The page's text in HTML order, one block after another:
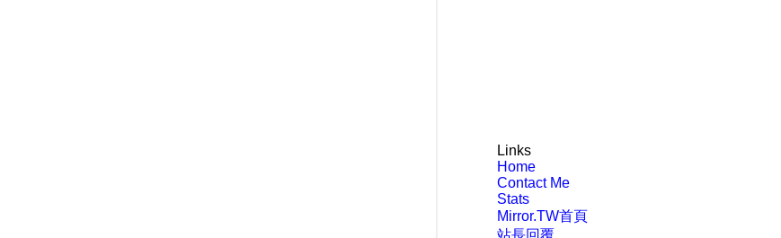
Links
Home
Contact Me
Stats
Mirror.TW首頁
站長回覆